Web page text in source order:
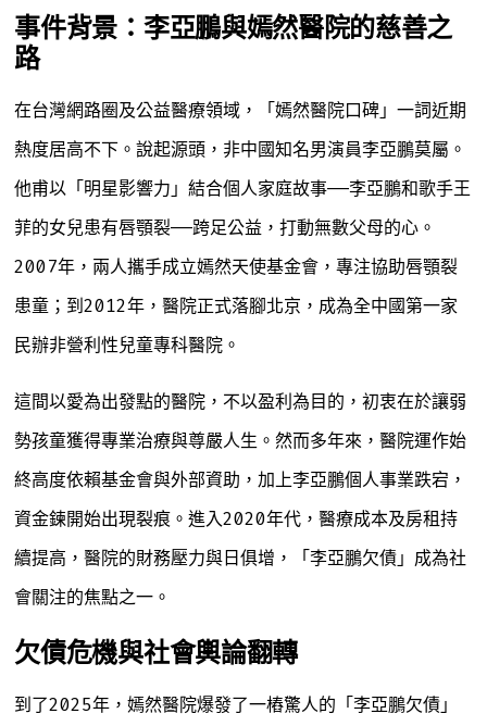
事件背景：李亞鵬與嫣然醫院的慈善之
路
在台灣網路圈及公益醫療領域，「嫣然醫院口碑」一詞近期
熱度居高不下。說起源頭，非中國知名男演員李亞鵬莫屬。
他甫以「明星影響力」結合個人家庭故事——李亞鵬和歌手王
菲的女兒患有唇顎裂——跨足公益，打動無數父母的心。
2007年，兩人攜手成立嫣然天使基金會，專注協助唇顎裂
患童；到2012年，醫院正式落腳北京，成為全中國第一家
民辦非營利性兒童專科醫院。
這間以愛為出發點的醫院，不以盈利為目的，初衷在於讓弱
勢孩童獲得專業治療與尊嚴人生。然而多年來，醫院運作始
終高度依賴基金會與外部資助，加上李亞鵬個人事業跌宕，
資金鍊開始出現裂痕。進入2020年代，醫療成本及房租持
續提高，醫院的財務壓力與日俱增，「李亞鵬欠債」成為社
會關注的焦點之一。
欠債危機與社會輿論翻轉
到了2025年，嫣然醫院爆發了一樁驚人的「李亞鵬欠債」